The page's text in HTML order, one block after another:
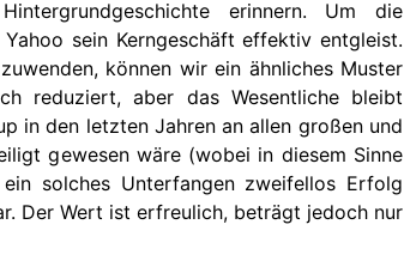
erinnern. Um die
sein Kerngeschäft effektiv entgleist.
können wir ein ähnliches Muster
reduziert, aber das Wesentliche bleibt
in den letzten Jahren an allen großen und
gewesen wäre (wobei in diesem Sinne
solches Unterfangen zweifellos Erfolg
Der Wert ist erfreulich, beträgt jedoch nur